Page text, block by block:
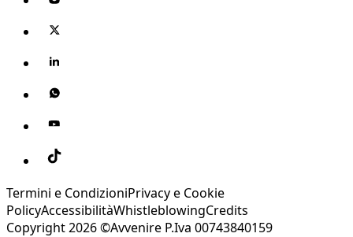
Termini e CondizioniPrivacy e Cookie
PolicyAccessibilitàWhistleblowingCredits
Copyright 2026 ©Avvenire P.Iva 00743840159